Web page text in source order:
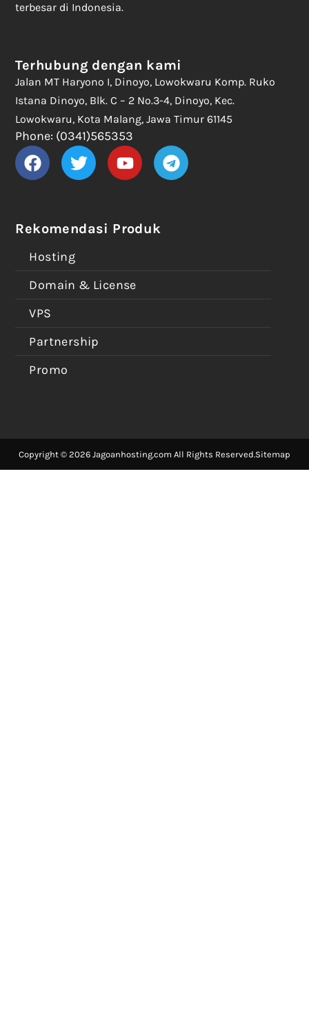
terbesar di Indonesia.
Rekomendasi Produk
Hosting
Domain & License
VPS
Partnership
Promo
Terhubung dengan kami
Jalan MT Haryono I, Dinoyo, Lowokwaru Komp. Ruko
Istana Dinoyo, Blk. C – 2 No.3-4, Dinoyo, Kec.
Lowokwaru, Kota Malang, Jawa Timur 61145
Phone: (0341)565353
Copyright © 2026 Jagoanhosting.com All Rights Reserved.Sitemap